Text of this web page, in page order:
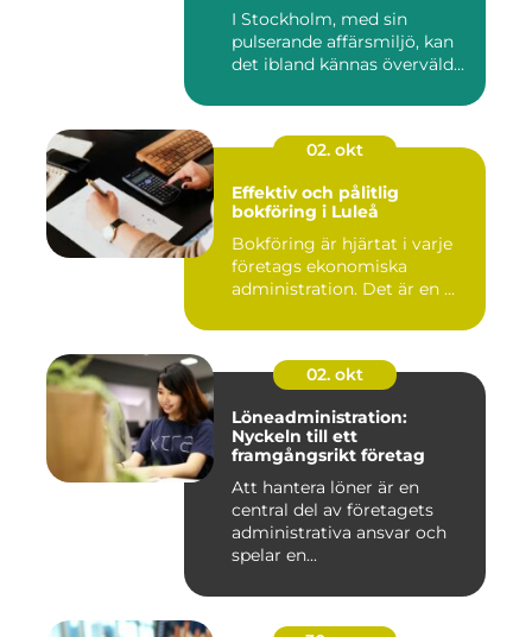
personlig service
I Stockholm, med sin
pulserande affärsmiljö, kan
det ibland kännas överväld...
02. okt
Effektiv och pålitlig
bokföring i Luleå
Bokföring är hjärtat i varje
företags ekonomiska
administration. Det är en ...
02. okt
Löneadministration:
Nyckeln till ett
framgångsrikt företag
Att hantera löner är en
central del av företagets
administrativa ansvar och
spelar en...